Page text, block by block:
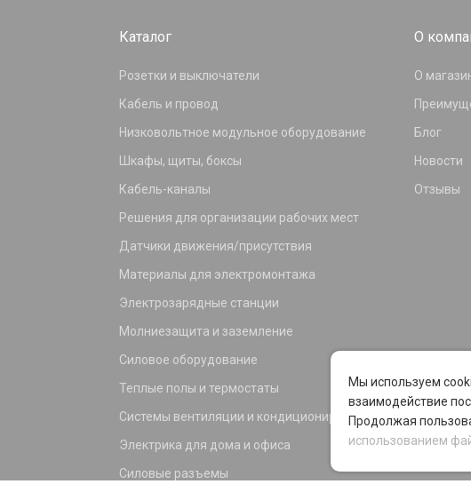
Каталог
Розетки и выключатели
Кабель и провод
Низковольтное модульное оборудование
Шкафы, щиты, боксы
Кабель-каналы
Решения для организации рабочих мест
Датчики движения/присутствия
Материалы для электромонтажа
Электрозарядные станции
Молниезащита и заземление
Силовое оборудование
Теплые полы и термостаты
Системы вентиляции и кондиционирования
Электрика для дома и офиса
Силовые разъемы
О
О
Блог
Новости
Отзывы
Мы используем
взаимодействие
Продолжая
использованием